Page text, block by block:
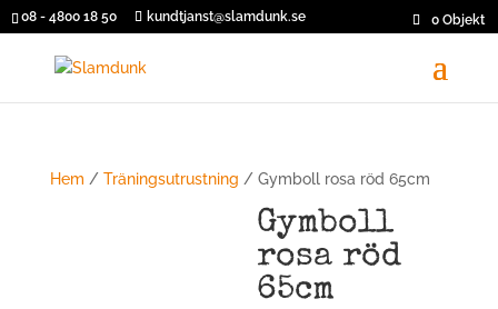
08 - 4800 18 50 kundtjanst@slamdunk.se 0 Objekt
Hem / Träningsutrustning / Gymboll rosa röd 65cm
Gymboll
rosa röd
65cm